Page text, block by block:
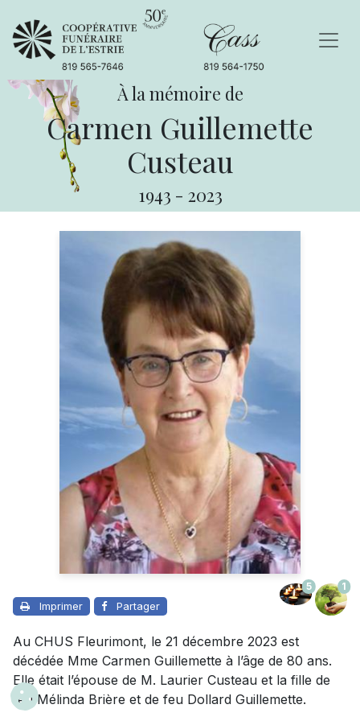
À la mémoire de
Carmen Guillemette
Custeau
1943 - 2023
Imprimer Partager
5 1
Au CHUS Fleurimont, le 21 décembre 2023 est
décédée Mme Carmen Guillemette à l’âge de 80 ans.
Elle était l’épouse de M. Laurier Custeau et la fille de
feu Mélinda Brière et de feu Dollard Guillemette.